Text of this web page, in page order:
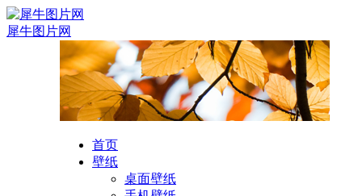
犀牛图片网
首页
壁纸
桌面壁纸